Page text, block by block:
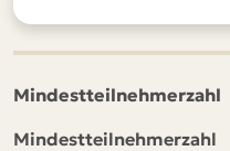
Mindestteilnehmerzahl
Mindestteilnehmerzahl